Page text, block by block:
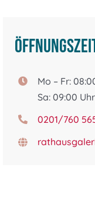
Mo – Fr:
Sa: 09:00
0201/760